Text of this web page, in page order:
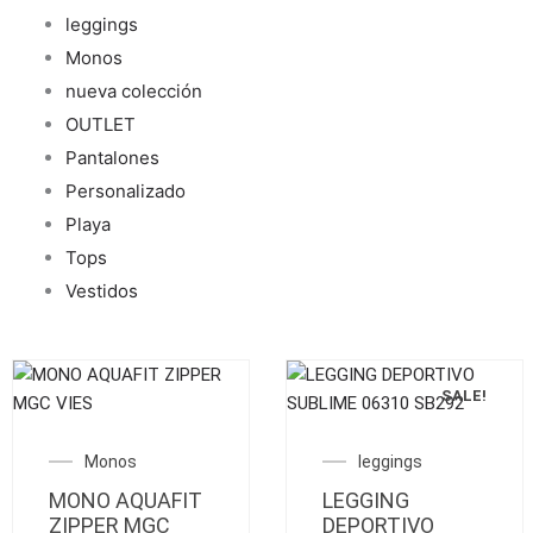
leggings
Monos
nueva colección
OUTLET
Pantalones
Personalizado
Playa
Tops
Vestidos
múltiples
variantes.
Monos
MONO AQUAFIT
ZIPPER MGC
SALE!
Este
tiene
variantes.
leggings
LEGGING
DEPORTIVO
El
precio
original